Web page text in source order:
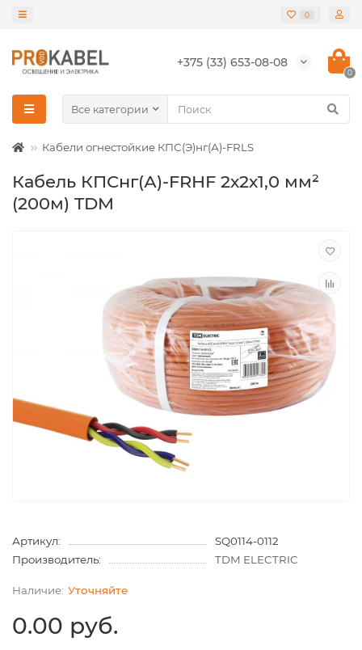
0
+375 (33) 653-08-08
0
Все категории
Кабели огнестойкие КПС(Э)нг(А)-FRLS
Кабель КПСнг(А)-FRHF 2х2х1,0 мм²
(200м) TDM
Артикул:
SQ0114-0112
Производитель:
TDM ELECTRIC
Уточняйте
0.00 руб.